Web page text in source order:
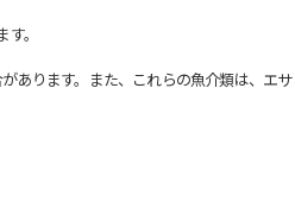
。
ります。また、これらの魚介類は、エサ